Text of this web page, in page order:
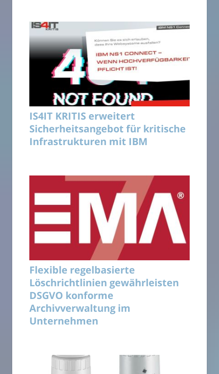
IS4IT KRITIS erweitert
Sicherheitsangebot für kritische
Infrastrukturen mit IBM
Flexible regelbasierte
Löschrichtlinien gewährleisten
DSGVO konforme
Archivverwaltung im
Unternehmen